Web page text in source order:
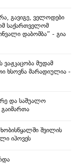
გავიგე, ველოდები
საქართველომ
დაბომბა” - გია
მუდამ
ხსოვნა მარადიულია -
და საშუალო
შვილის
იპოვეს